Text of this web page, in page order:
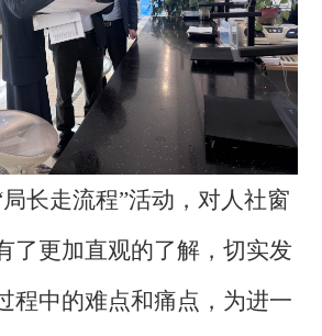
局长走流程”活动， 对人社窗
了更加直观的了解，切实发
程中的难点和痛点，为进一